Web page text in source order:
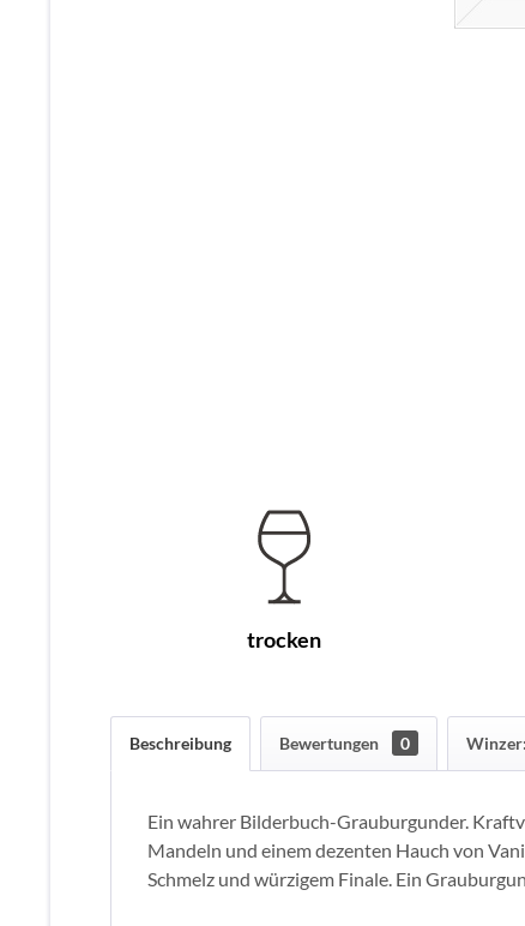
trocken
Beschreibung Bewertungen 0
Ein wahrer Bilderbuch-Grauburgunder.
Mandeln und einem dezenten Hauch von
Schmelz und würzigem Finale. Ein